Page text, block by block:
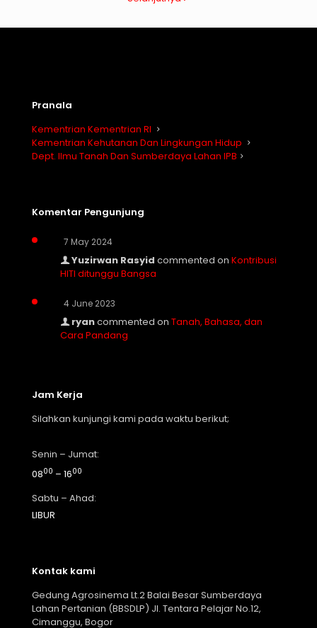
Pranala
Kementrian Kementrian RI
Kementrian Kehutanan Dan Lingkungan Hidup
Dept. Ilmu Tanah Dan Sumberdaya Lahan IPB
Komentar Pengunjung
7 May 2024
Yuzirwan Rasyid commented on Kontribusi
HITI ditunggu Bangsa
4 June 2023
ryancommented on Tanah, Bahasa, dan
Cara Pandang
Jam Kerja
Silahkan kunjungi kami pada waktu berikut;
Senin – Jumat:
0800 – 1600
Sabtu – Ahad:
LIBUR
Kontak kami
Gedung Agrosinema Lt.2 Balai Besar Sumberdaya
Lahan Pertanian (BBSDLP) Jl. Tentara Pelajar No.12,
Cimanggu, Bogor